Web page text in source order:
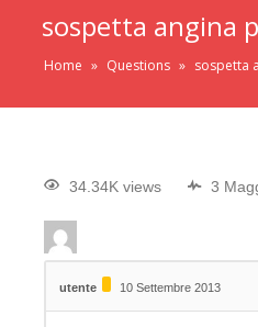
sospetta angina
Home » Questions » sospetta
34.34K views 3
utente 10 Settembre 2013